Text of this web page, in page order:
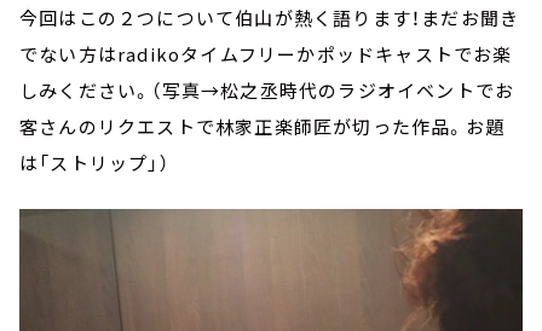
今回はこの２つについて伯山が熱く語ります！まだお聞き
でない方はradikoタイムフリーかポッドキャストでお楽
しみください。（写真→松之丞時代のラジオイベントでお
客さんのリクエストで林家正楽師匠が切った作品。お題
は「ストリップ」）